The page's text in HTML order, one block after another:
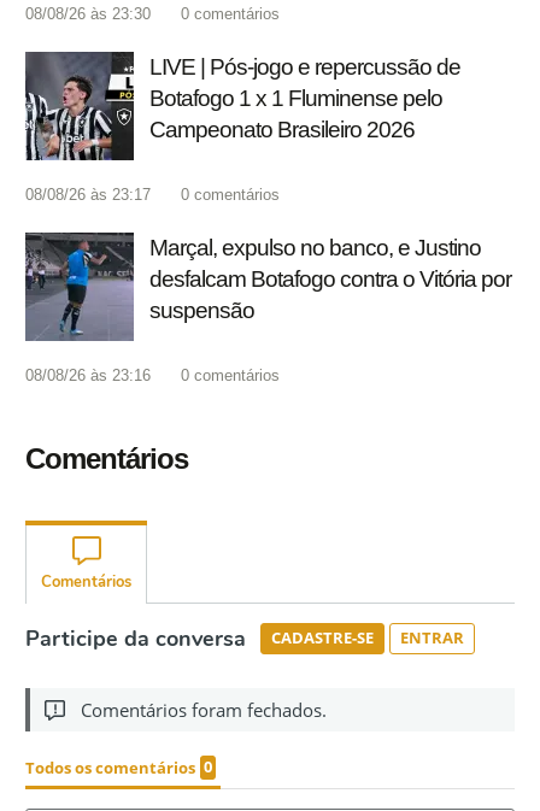
08/08/26 às 23:30 0 comentários
LIVE | Pós-jogo e repercussão de
Botafogo 1 x 1 Fluminense pelo
Campeonato Brasileiro 2026
08/08/26 às 23:17 0 comentários
Marçal, expulso no banco, e Justino
desfalcam Botafogo contra o Vitória por
suspensão
08/08/26 às 23:16 0 comentários
Comentários